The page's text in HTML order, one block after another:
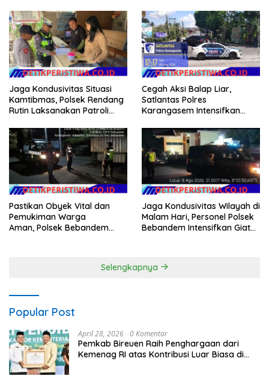
Bersih Pantai
Jaga Kondusivitas Situasi
Kamtibmas, Polsek Rendang
Rutin Laksanakan Patroli
Cegah Aksi Balap Liar,
Satlantas Polres
Karangasem Intensifkan
Seraya
Pastikan Obyek Vital dan
Pemukiman Warga
Aman, Polsek Bebandem
Jaga Kondusivitas Wilayah di
Malam Hari, Personel Polsek
Bebandem Intensifkan Giat
Selengkapnya
Popular Post
April 28, 2026 0 Komentar
Pemkab Bireuen Raih Penghargaan dari
Kemenag RI atas Kontribusi Luar Biasa di